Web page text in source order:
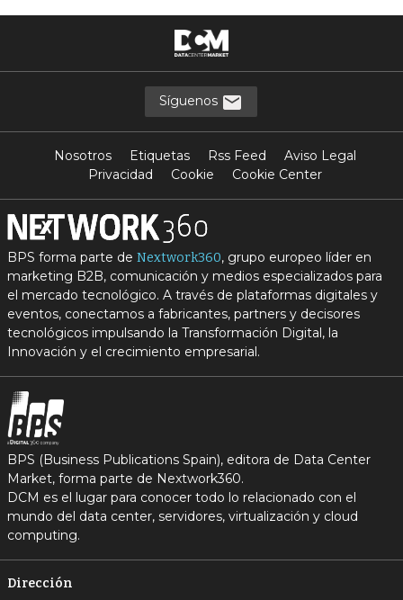
Síguenos
Nosotros Etiquetas Rss Feed
Aviso Legal
Privacidad
Cookie Cookie Center
BPS forma parte de Nextwork360, grupo europeo líder en
marketing B2B, comunicación y medios especializados para
el mercado tecnológico. A través de plataformas digitales y
eventos, conectamos a fabricantes, partners y decisores
tecnológicos impulsando la Transformación Digital, la
Innovación y el crecimiento empresarial.
BPS (Business Publications Spain), editora de Data Center
Market, forma parte de Nextwork360.
DCM es el lugar para conocer todo lo relacionado con el
mundo del data center, servidores, virtualización y cloud
computing.
Dirección